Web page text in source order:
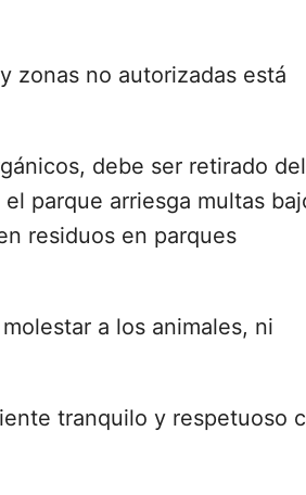
zonas no autorizadas está
debe ser retirado del
parque arriesga multas
residuos en parques
a los animales, ni
tranquilo y respetuoso